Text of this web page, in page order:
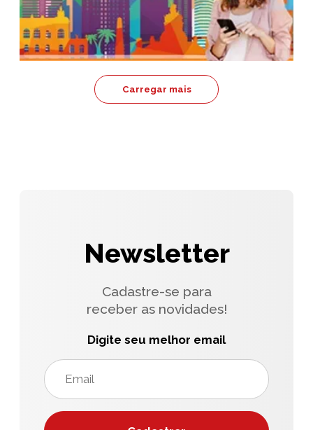
Carregar mais
Newsletter
Cadastre-se para
receber as novidades!
Digite seu melhor email